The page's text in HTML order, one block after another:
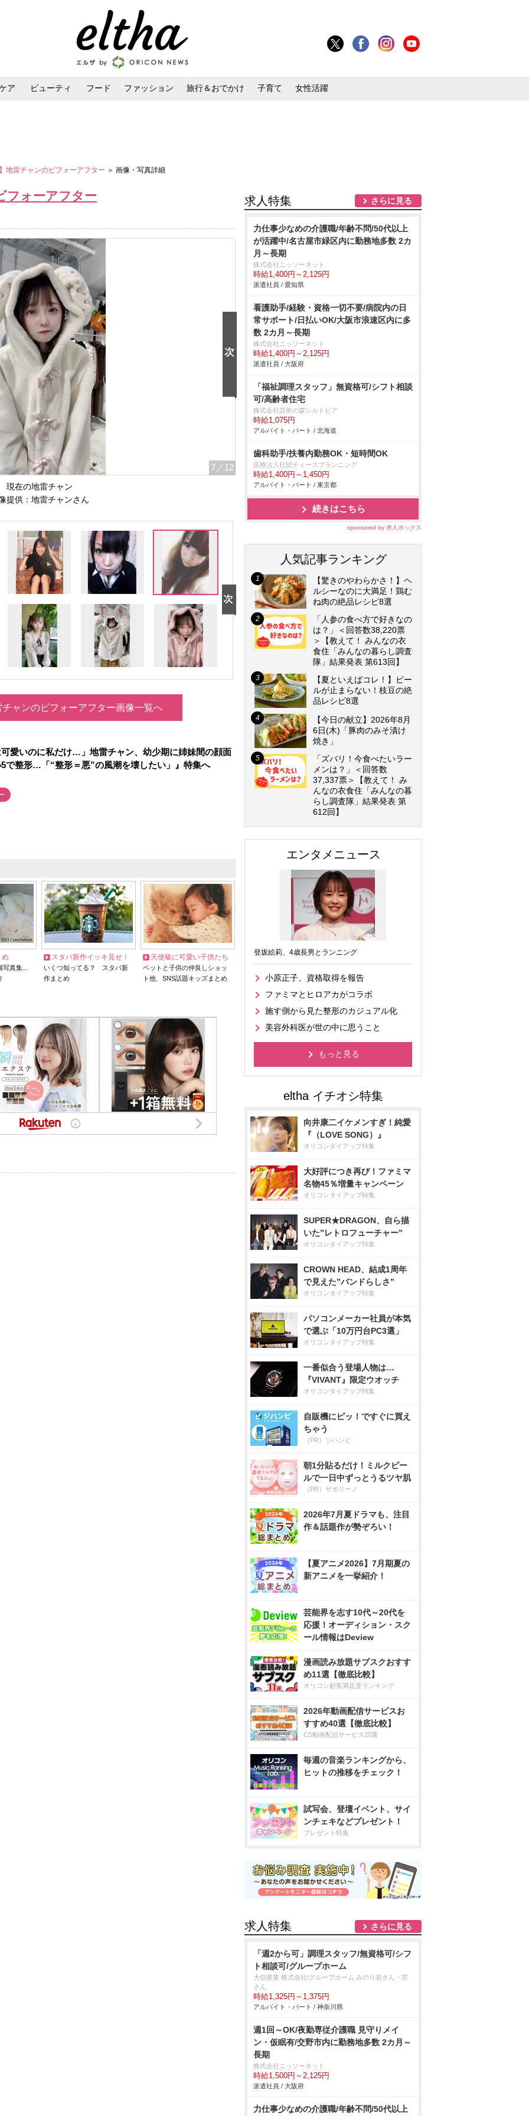
ア ビューティ フード ファッション 旅行＆おでかけ 子育て 女性活躍
地雷チャンのビフォーアフター ＞ 画像・写真詳細
フォーアフター
7 ／12
現在の地雷チャン
提供：地雷チャンさん
ャンのビフォーアフター画像一覧へ
愛いのに私だけ…」地雷チャン、幼少期に姉妹間の顔面
で整形…「“整形＝悪”の風潮を壊したい」』特集へ
め
写真集…
スタバ新作イッキ見せ！
いくつ知ってる？ スタバ新
作まとめ
天使級に可愛い子供たち
ペットと子供の仲良しショッ
ト他、SNS話題キッズまとめ
求人特集 さらに見る
力仕事少なめの介護職/年齢不問/50代以上
が活躍中/名古屋市緑区内に勤務地多数 2カ
月～長期
株式会社ニッソーネット
時給1,400円～2,125円
派遣社員 / 愛知県
看護助手/経験・資格一切不要/病院内の日
常サポート/日払いOK/大阪市浪速区内に多
数 2カ月～長期
株式会社ニッソーネット
時給1,400円～2,125円
派遣社員 / 大阪府
「福祉調理スタッフ」無資格可/シフト相談
可/高齢者住宅
株式会社芸術の森シルトピア
時給1,075円
アルバイト・パート / 北海道
歯科助手/扶養内勤務OK・短時間OK
医療法人社団ティースプランニング
時給1,400円～1,450円
アルバイト・パート / 東京都
続きはこちら
sponsored by 求人ボックス
人気記事ランキング
【驚きのやわらかさ！】ヘ
ルシーなのに大満足！鶏む
ね肉の絶品レシピ8選
「人参の食べ方で好きなの
は？」＜回答数38,220票
＞【教えて！ みんなの衣
食住「みんなの暮らし調査
隊」結果発表 第613回】
【夏といえばコレ！】ビー
ルが止まらない！枝豆の絶
品レシピ8選
【今日の献立】2026年8月
6日(木)「豚肉のみそ漬け
焼き」
「ズバリ！今食べたいラー
メンは？」＜回答数
37,337票＞【教えて！ み
んなの衣食住「みんなの暮
らし調査隊」結果発表 第
612回】
エンタメニュース
登坂絵莉、4歳長男とランニング
小原正子、資格取得を報告
ファミマとヒロアカがコラボ
施す側から見た整形のカジュアル化
美容外科医が世の中に思うこと
もっと見る
向井康二イケメンすぎ！純愛
『（LOVE SONG）』
オリコンタイアップ特集
大好評につき再び！ファミマ
名物45％増量キャンペーン
オリコンタイアップ特集
SUPER★DRAGON、自ら描
いた”レトロフューチャー”
オリコンタイアップ特集
CROWN HEAD、結成1周年
で見えた”バンドらしさ”
オリコンタイアップ特集
パソコンメーカー社員が本気
で選ぶ「10万円台PC3選」
オリコンタイアップ特集
一番似合う登場人物は…
『VIVANT』限定ウオッチ
オリコンタイアップ特集
自販機にピッ！ですぐに買え
ちゃう
（PR）ジハンピ
朝1分貼るだけ！ミルクピー
ルで一日中ずっとうるツヤ肌
（PR）サボリーノ
2026年7月夏ドラマも、注目
作＆話題作が勢ぞろい！
【夏アニメ2026】7月期夏の
新アニメを一挙紹介！
芸能界を志す10代～20代を
応援！オーディション・スク
ール情報はDeview
漫画読み放題サブスクおすす
め11選【徹底比較】
オリコン顧客満足度ランキング
2026年動画配信サービスお
すすめ40選【徹底比較】
CS動画配信サービス20選
毎週の音楽ランキングから、
ヒットの推移をチェック！
試写会、登壇イベント、サイ
ンチェキなどプレゼント！
プレゼント特集
求人特集 さらに見る
「週2から可」調理スタッフ/無資格可/シフ
ト相談可/グループホーム
大信産業 株式会社/グループホーム みのり若さん・宮
さん
時給1,325円～1,375円
アルバイト・パート / 神奈川県
週1回～OK/夜勤専従介護職 見守りメイ
ン・仮眠有/交野市内に勤務地多数 2カ月～
長期
株式会社ニッソーネット
時給1,500円～2,125円
派遣社員 / 大阪府
力仕事少なめの介護職/年齢不問/50代以上